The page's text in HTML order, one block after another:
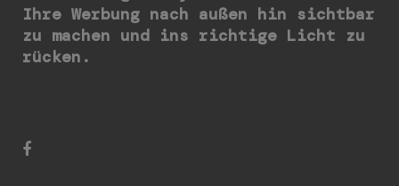
Ihre Werbung nach außen hin sichtbar
zu machen und ins richtige Licht zu
rücken.